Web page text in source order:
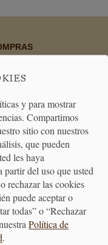
regalo
y para mostrar
Compartimos
sitio con nuestros
que pueden
les haya
del uso que usted
rechazar las cookies
puede aceptar o
todas” o “Rechazar
Política de
.